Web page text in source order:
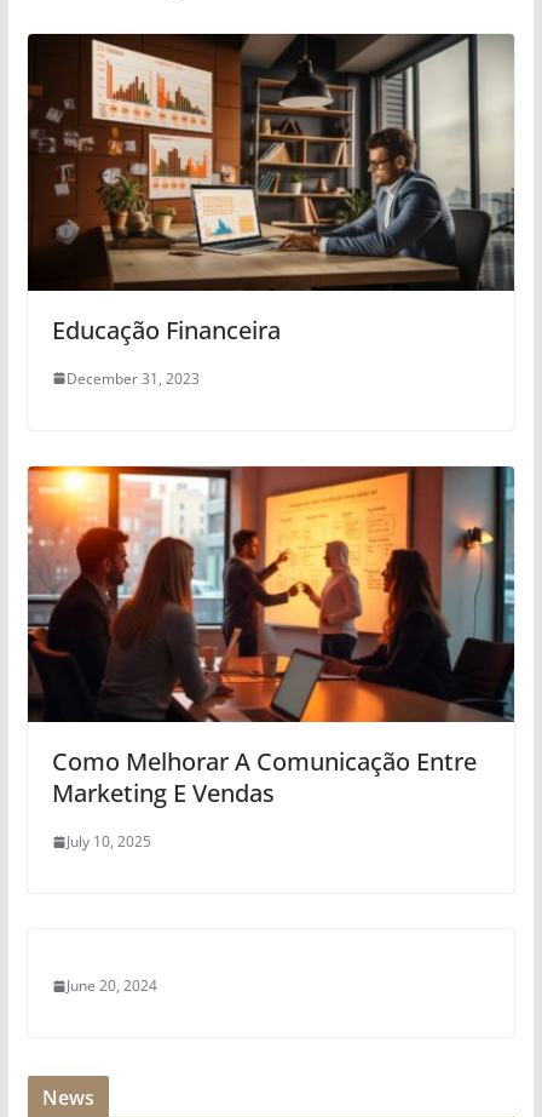
Educação Financeira
December 31, 2023
Como Melhorar A Comunicação Entre
Marketing E Vendas
July 10, 2025
June 20, 2024
News